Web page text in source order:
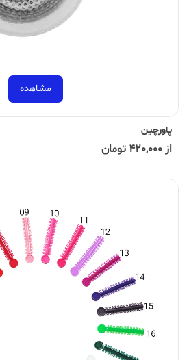
مشاهده
پاورچین
از 420,000 تومان